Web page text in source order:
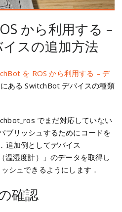
から利用する –
スの追加方法
を ROS から利用する – デ
ある SwitchBot デバイスの種類
でまだ対応していない
ブリッシュするためにコードを
追加例としてデバイス
温湿度計）」のデータを取得し
シュできるようにします．
確認